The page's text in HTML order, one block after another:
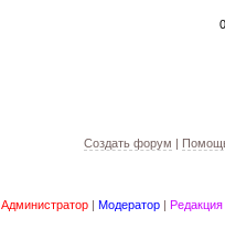
0
Создать форум
Администратор Модератор Редакция